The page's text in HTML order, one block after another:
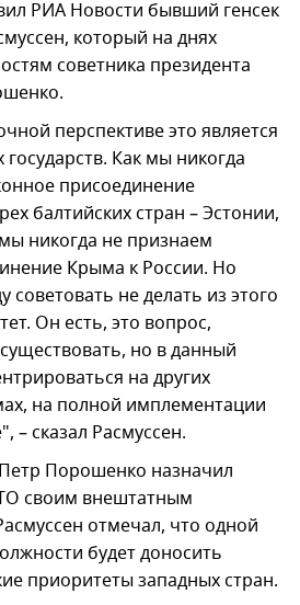
РИА Новости бывший генсек
который на днях
советника президента
перспективе это является
Как мы никогда
присоединение
балтийских стран – Эстонии,
никогда не признаем
Крыма к России. Но
советовать не делать из этого
Он есть, это вопрос,
но в данный
на других
на полной имплементации
– сказал Расмуссен.
Порошенко назначил
своим внештатным
отмечал, что одной
будет доносить
приоритеты западных стран.